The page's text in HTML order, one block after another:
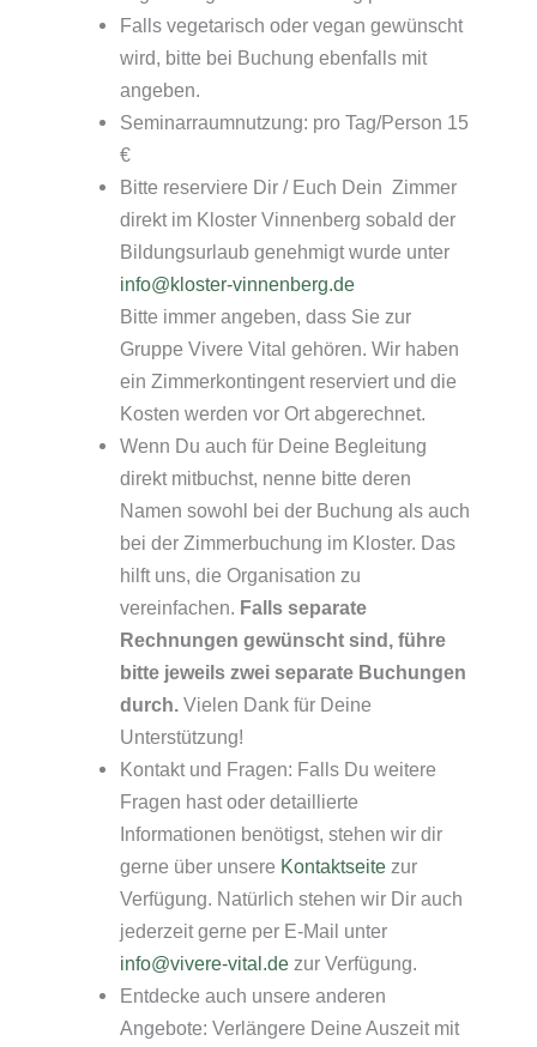
Falls vegetarisch oder vegan gewünscht
wird, bitte bei Buchung ebenfalls mit
angeben.
Seminarraumnutzung: pro Tag/Person 15
€
Bitte reserviere Dir / Euch Dein Zimmer
direkt im Kloster Vinnenberg sobald der
Bildungsurlaub genehmigt wurde unter
info@kloster-vinnenberg.de
Bitte immer angeben, dass Sie zur
Gruppe Vivere Vital gehören. Wir haben
ein Zimmerkontingent reserviert und die
Kosten werden vor Ort abgerechnet.
Wenn Du auch für Deine Begleitung
direkt mitbuchst, nenne bitte deren
Namen sowohl bei der Buchung als auch
bei der Zimmerbuchung im Kloster. Das
hilft uns, die Organisation zu
vereinfachen. Falls separate
Rechnungen gewünscht sind, führe
bitte jeweils zwei separate Buchungen
durch. Vielen Dank für Deine
Unterstützung!
Kontakt und Fragen: Falls Du weitere
Fragen hast oder detaillierte
Informationen benötigst, stehen wir dir
gerne über unsere Kontaktseite zur
Verfügung. Natürlich stehen wir Dir auch
jederzeit gerne per E-Mail unter
info@vivere-vital.de zur Verfügung.
Entdecke auch unsere anderen
Angebote: Verlängere Deine Auszeit mit